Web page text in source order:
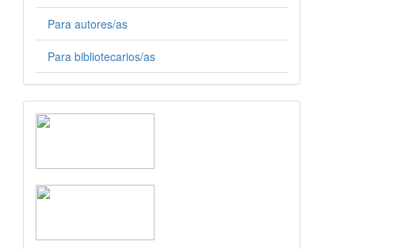
Para autores/as
Para bibliotecarios/as